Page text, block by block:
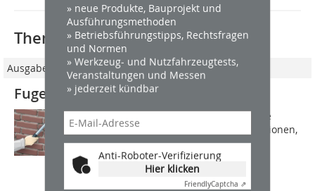
» neue Produkte, Bauprojekt und
Ausführungsmethoden
» Betriebsführungstipps, Rechtsfragen
und Normen
» Werkzeug- und Nutzfahrzeugtests,
Veranstaltungen und Messen
» jederzeit kündbar
Anti-Roboter-Verifizierung
Hier klicken
FriendlyCaptcha ⇗
Thematisch passende Artikel:
Ausgabe 7-8/2010
Fugensanierung in Ziegelmauerwerk
Eine Mauerwerksfuge hat wesentliche
statische und bauphysikalische Funktionen,
die bei unterschiedlichen
Mauerwerkskonstruktionen und
Mauersteinen auch unterschiedliche
Eigenschaften von Mauer- und...